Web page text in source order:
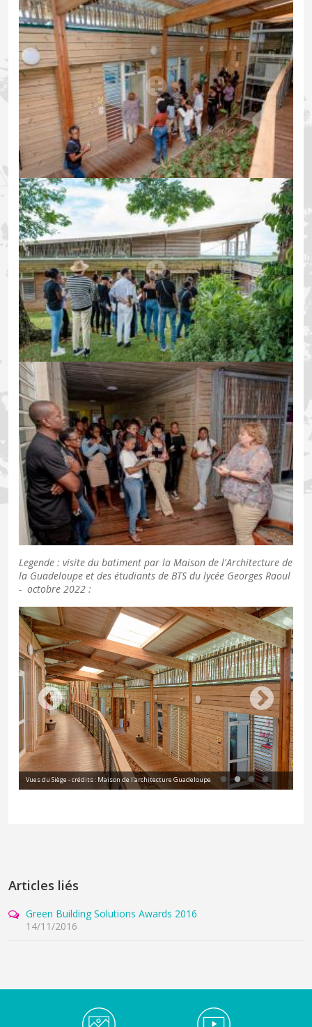
Legende : visite du batiment par la Maison de l'Architecture de
la Guadeloupe et des étudiants de BTS du lycée Georges Raoul
- octobre 2022 :
Vues du Siège - crédits : Maison de l'architecture Guadeloupe
Articles liés
Green Building Solutions Awards 2016
14/11/2016
Médiathèque Footer